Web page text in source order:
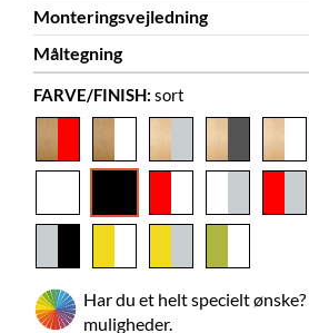
Dybde
505 mm
Højde
Farve
pulverlakeret stål
Billedbøger
85-165
2D/3D
Monteringsvejledning
Monteringsvejledning
Måltegning
Måltegning
FARVE/FINISH: sort
Har du et helt specielt
muligheder.